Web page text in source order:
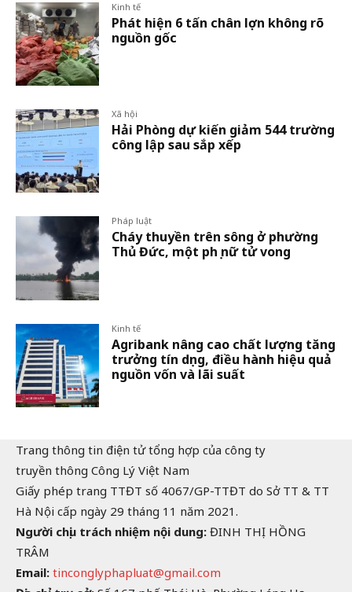
Kinh tế
Phát hiện 6 tấn chân lợn không rõ
nguồn gốc
Xã hội
Hải Phòng dự kiến giảm 544 trường
công lập sau sắp xếp
Pháp luật
Cháy thuyền trên sông ở phường
Thủ Đức, một phụ nữ tử vong
Kinh tế
Agribank nâng cao chất lượng tăng
trưởng tín dụng, điều hành hiệu quả
nguồn vốn và lãi suất
Trang thông tin điện tử tổng hợp của công ty
truyền thông Công Lý Việt Nam
Giấy phép trang TTĐT số 4067/GP-TTĐT do Sở TT & TT
Hà Nội cấp ngày 29 tháng 11 năm 2021.
Người chịu trách nhiệm nội dung: ĐINH THỊ HỒNG
TRÂM
Email: tinconglyphapluat@gmail.com